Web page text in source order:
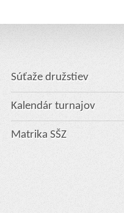
Súťaže družstiev
Kalendár turnajov
Matrika SŠZ